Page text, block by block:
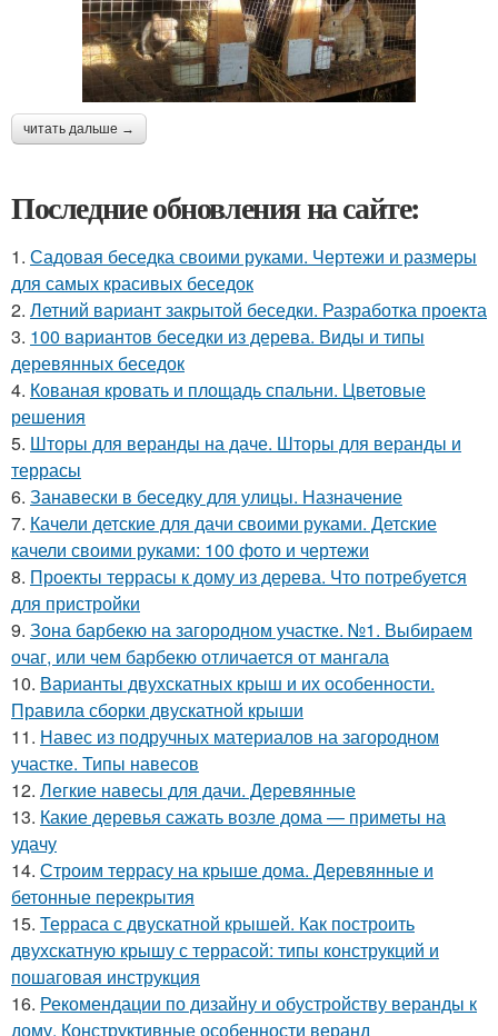
читать дальше →
Последние обновления на сайте:
1. Садовая беседка своими руками. Чертежи и размеры
для самых красивых беседок
2. Летний вариант закрытой беседки. Разработка проекта
3. 100 вариантов беседки из дерева. Виды и типы
деревянных беседок
4. Кованая кровать и площадь спальни. Цветовые
решения
5. Шторы для веранды на даче. Шторы для веранды и
террасы
6. Занавески в беседку для улицы. Назначение
7. Качели детские для дачи своими руками. Детские
качели своими руками: 100 фото и чертежи
8. Проекты террасы к дому из дерева. Что потребуется
для пристройки
9. Зона барбекю на загородном участке. №1. Выбираем
очаг, или чем барбекю отличается от мангала
10. Варианты двухскатных крыш и их особенности.
Правила сборки двускатной крыши
11. Навес из подручных материалов на загородном
участке. Типы навесов
12. Легкие навесы для дачи. Деревянные
13. Какие деревья сажать возле дома — приметы на
удачу
14. Строим террасу на крыше дома. Деревянные и
бетонные перекрытия
15. Терраса с двускатной крышей. Как построить
двухскатную крышу с террасой: типы конструкций и
пошаговая инструкция
16. Рекомендации по дизайну и обустройству веранды к
дому. Конструктивные особенности веранд